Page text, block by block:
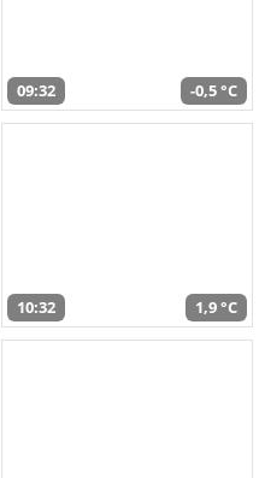
09:32 -0,5 °C
10:32 1,9 °C